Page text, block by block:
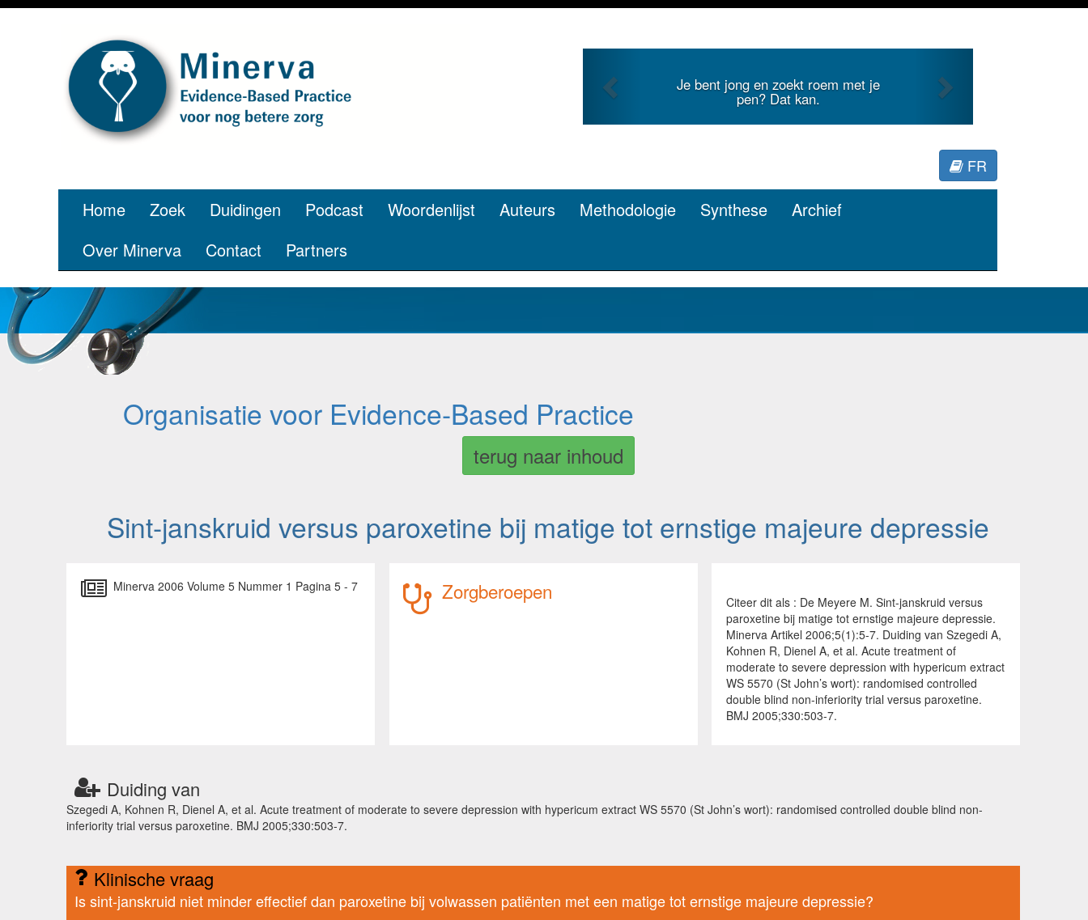
Je bent jong en zoekt roem met je Je duidt internationale literatuur voor
Minerva.
FR
Home Zoek Duidingen Podcast Woordenlijst Auteurs Methodologie Synthese
Archief
Over Minerva
Contact Partners
Organisatie voor Evidence-Based Practice
terug naar inhoud
Sint-janskruid versus paroxetine bij matige tot ernstige majeure depressie
Minerva 2006 Volume 5 Nummer 1 Pagina 5 - 7 Zorgberoepen
Citeer dit als : De Meyere M. Sint-janskruid versus
paroxetine bij matige tot ernstige majeure depressie.
Minerva Artikel 2006;5(1):5-7. Duiding van Szegedi A,
Kohnen R, Dienel A, et al. Acute treatment of
moderate to severe depression with hypericum extract
WS 5570 (St John’s wort): randomised controlled
double blind non-inferiority trial versus paroxetine.
BMJ 2005;330:503-7.
Duiding van
Szegedi A, Kohnen R, Dienel A, et al. Acute treatment of moderate to severe depression with hypericum extract WS 5570 (St John’s wort): randomised controlled double blind non-
inferiority trial versus paroxetine. BMJ 2005;330:503-7.
Klinische vraag
Is sint-janskruid niet minder effectief dan paroxetine bij volwassen patiënten met een matige tot ernstige majeure depressie?